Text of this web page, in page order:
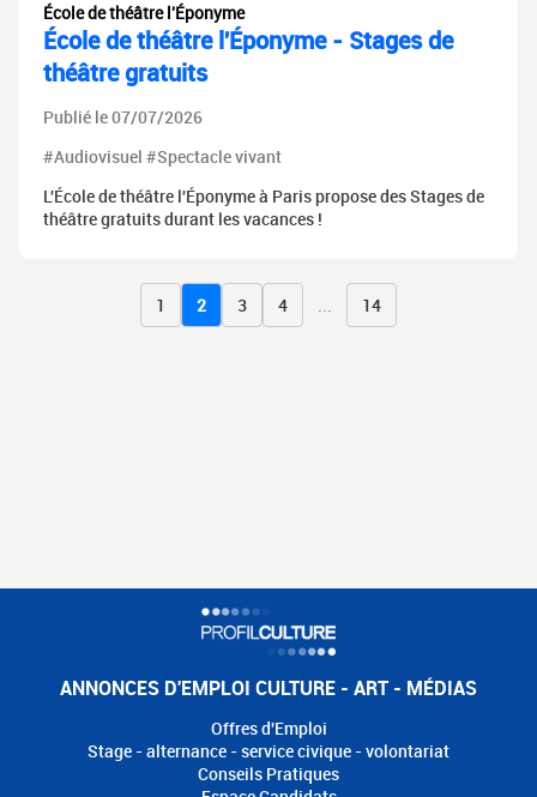
École de théâtre l'Éponyme
École de théâtre l'Éponyme - Stages de
théâtre gratuits
Publié le 07/07/2026
#Audiovisuel #Spectacle vivant
L'École de théâtre l'Éponyme à Paris propose des Stages de
théâtre gratuits durant les vacances !
1 2 3 4 ... 14
ANNONCES D'EMPLOI CULTURE - ART - MÉDIAS
Offres d'Emploi
Stage - alternance - service civique - volontariat
Conseils Pratiques